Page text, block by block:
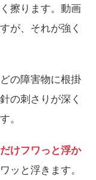
擦ります。動画
が、それが強く
の障害物に根掛
の刺さりが深く
。
けフワっと浮か
ッと浮きます。